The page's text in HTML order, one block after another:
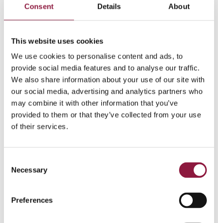
Consent Details About
This website uses cookies
We use cookies to personalise content and ads, to
provide social media features and to analyse our traffic.
We also share information about your use of our site with
our social media, advertising and analytics partners who
may combine it with other information that you’ve
provided to them or that they’ve collected from your use
of their services.
Necessary
Preferences
Vi hjälper er på vägen
Våra mobilitetskonsulter kan snabbt assistera med
akuta åtgärder för identifierade risker och förbättringar.
Med vårt Mobility Team as-a-service
kan vi också
hålla din miljö uppdaterad och hjälpa dig att göra
framtida mobila initiativ framgångsrika.